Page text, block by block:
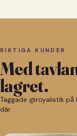
RIKTIGA KUNDER
Med
lagret.
Taggade @royalistik på
där.